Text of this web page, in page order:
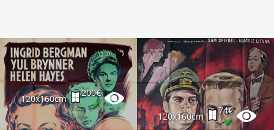
120x160cm
200€
✔
120x160cm
74€
✔